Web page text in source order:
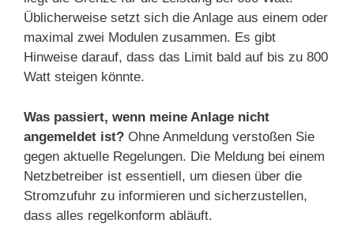
Üblicherweise setzt sich die Anlage aus einem oder
maximal zwei Modulen zusammen. Es gibt
Hinweise darauf, dass das Limit bald auf bis zu 800
Watt steigen könnte.
Was passiert, wenn meine Anlage nicht
angemeldet ist? Ohne Anmeldung verstoßen Sie
gegen aktuelle Regelungen. Die Meldung bei einem
Netzbetreiber ist essentiell, um diesen über die
Stromzufuhr zu informieren und sicherzustellen,
dass alles regelkonform abläuft.